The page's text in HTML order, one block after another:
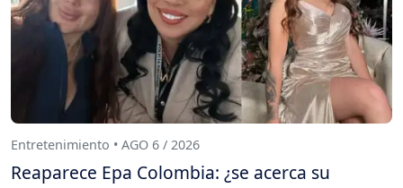
Entretenimiento • AGO 6 / 2026
Reaparece Epa Colombia: ¿se acerca su